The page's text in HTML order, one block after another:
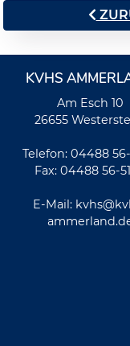
KVHS
Am Esch 10
26655
Telefon: 04488
Fax: 04488 56-
E-Mail: